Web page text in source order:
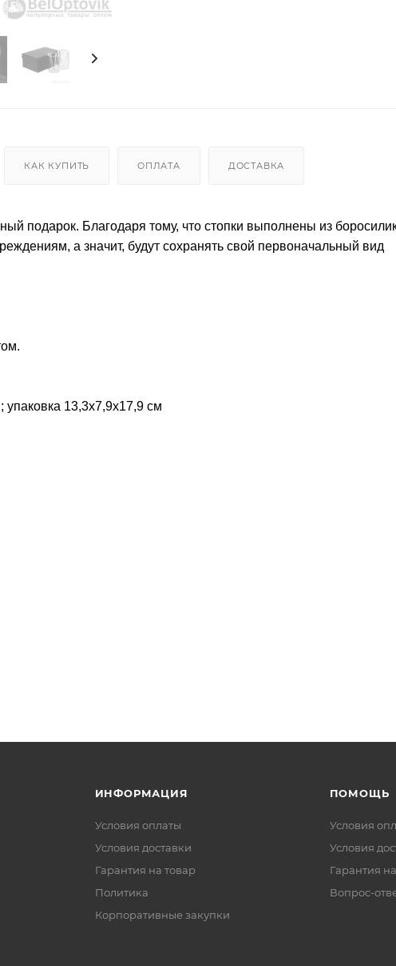
КАК КУПИТЬ ОПЛАТА ДОСТАВКА
подарок. Благодаря тому, что стопки выполнены из
а значит, будут сохранять свой первоначальный вид
13,3х7,9х17,9 см
ИНФОРМАЦИЯ
Условия оплаты
Условия доставки
Гарантия на товар
Политика
Корпоративные закупки
ПОМОЩЬ
Условия
Условия
Гарантия
Вопрос-